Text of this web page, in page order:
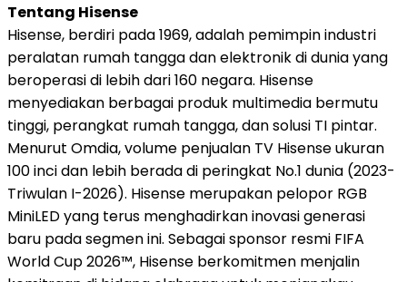
Tentang Hisense
Hisense, berdiri pada 1969, adalah pemimpin industri
peralatan rumah tangga dan elektronik di dunia yang
beroperasi di lebih dari 160 negara. Hisense
menyediakan berbagai produk multimedia bermutu
tinggi, perangkat rumah tangga, dan solusi TI pintar.
Menurut Omdia, volume penjualan TV Hisense ukuran
100 inci dan lebih berada di peringkat No.1 dunia (2023-
Triwulan I-2026). Hisense merupakan pelopor RGB
MiniLED yang terus menghadirkan inovasi generasi
baru pada segmen ini. Sebagai sponsor resmi FIFA
World Cup 2026™, Hisense berkomitmen menjalin